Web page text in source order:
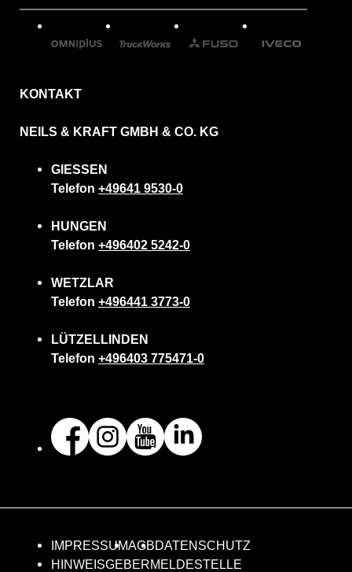
KONTAKT
NEILS & KRAFT GMBH & CO. KG
GIESSEN
Telefon +49641 9530-0
HUNGEN
Telefon +496402 5242-0
WETZLAR
Telefon +496441 3773-0
LÜTZELLINDEN
Telefon +496403 775471-0
IMPRESSUMAGBDATENSCHUTZ
HINWEISGEBERMELDESTELLE